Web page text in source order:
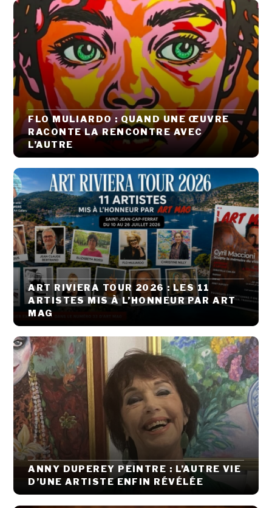
FLO MULIARDO : QUAND UNE ŒUVRE
RACONTE LA RENCONTRE AVEC
L’AUTRE
ART RIVIERA TOUR 2026 : LES 11
ARTISTES MIS À L’HONNEUR PAR ART
MAG
ANNY DUPEREY PEINTRE : L’AUTRE VIE
D’UNE ARTISTE ENFIN RÉVÉLÉE